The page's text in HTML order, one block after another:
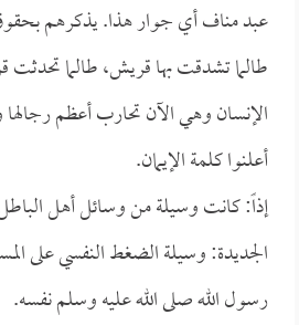
عبد مناف أي جوار هذا. يذكرهم بحقوق
طالما تشدقت بها قريش، طالما
الإنسان وهي الآن تحارب أعظم رجالها
أعلنوا كلمة الإيمان.
إذاً: كانت وسيلة من وسائل أهل
الجديدة: وسيلة الضغط النفسي على
رسول الله صلى الله عليه وسلم نفسه.